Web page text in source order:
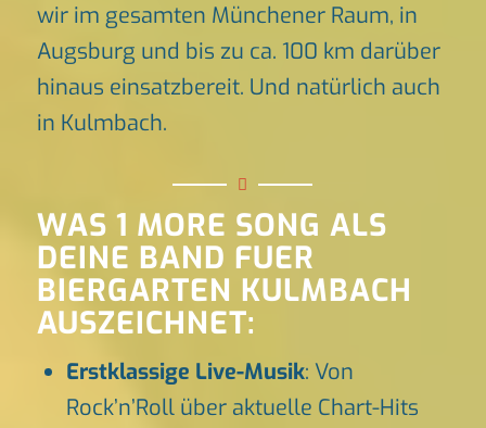
wir im gesamten Münchener Raum, in
Augsburg und bis zu ca. 100 km darüber
hinaus einsatzbereit. Und natürlich auch
in Kulmbach.
WAS 1 MORE SONG ALS
DEINE BAND FUER
BIERGARTEN KULMBACH
AUSZEICHNET:
Erstklassige Live-Musik: Von
Rock’n’Roll über aktuelle Chart-Hits